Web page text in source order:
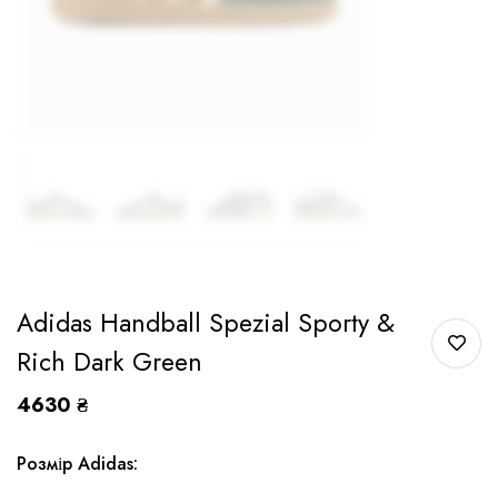
Adidas Handball Spezial Sporty &
Rich Dark Green
4630 ₴
Розмір Adidas: